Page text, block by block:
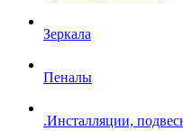
Зеркала
Пеналы
.Инсталляции,